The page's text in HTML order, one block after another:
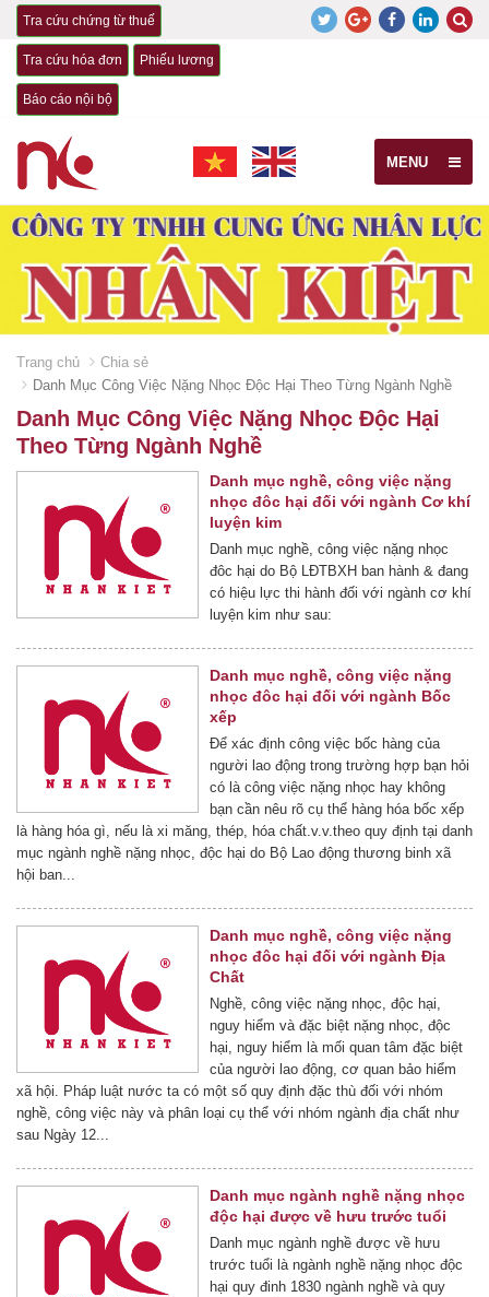
Tra cứu chứng từ thuế
Tra cứu hóa đơn Phiếu lương
Báo cáo nội bộ
MENU
Trang chủ
Chia sẻ
Danh Mục Công Việc Nặng Nhọc Độc Hại Theo Từng Ngành Nghề
Danh Mục Công Việc Nặng Nhọc Độc Hại
Theo Từng Ngành Nghề
Danh mục nghề, công việc nặng
nhọc đôc hại đối với ngành Cơ khí
luyện kim
Danh mục nghề, công việc nặng nhọc
đôc hại do Bộ LĐTBXH ban hành & đang
có hiệu lực thi hành đối với ngành cơ khí
luyện kim như sau:
Danh mục nghề, công việc nặng
nhọc đôc hại đối với ngành Bốc
xếp
Để xác định công việc bốc hàng của
người lao động trong trường hợp bạn hỏi
có là công việc nặng nhọc hay không
bạn cần nêu rõ cụ thể hàng hóa bốc xếp
là hàng hóa gì, nếu là xi măng, thép, hóa chất.v.v.theo quy định tại danh
mục ngành nghề nặng nhọc, độc hại do Bộ Lao động thương binh xã
hội ban...
Danh mục nghề, công việc nặng
nhọc đôc hại đối với ngành Địa
Chất
Nghề, công việc nặng nhọc, độc hại,
nguy hiểm và đặc biệt nặng nhọc, độc
hại, nguy hiểm là mối quan tâm đặc biệt
của người lao động, cơ quan bảo hiểm
xã hội. Pháp luật nước ta có một số quy định đặc thù đối với nhóm
nghề, công việc này và phân loại cụ thể với nhóm ngành địa chất như
sau Ngày 12...
Danh mục ngành nghề nặng nhọc
độc hại được về hưu trước tuổi
Danh mục ngành nghề được về hưu
trước tuổi là ngành nghề nặng nhọc độc
hại quy đinh 1830 ngành nghề và quy